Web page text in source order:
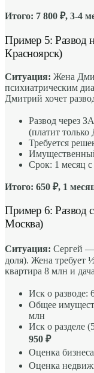
Итого: 7 800 ₽, 3-4
Пример 5: Развод
Красноярск)
Ситуация: Жена
психиатрическим
Дмитрий хочет
Развод через
(платит
Требуется
Срок: 1 месяц с
Итого: 650 ₽, 1
Пример 6: Развод
Москва)
Ситуация: Сергей
доля). Жена требует
квартира 8 млн и
Иск о разводе:
Общее
млн
Иск о разделе
950 ₽
Оценка
Оценка